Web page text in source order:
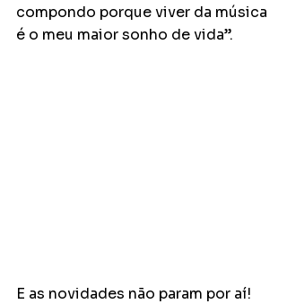
compondo porque viver da música
é o meu maior sonho de vida”.
E as novidades não param por aí!